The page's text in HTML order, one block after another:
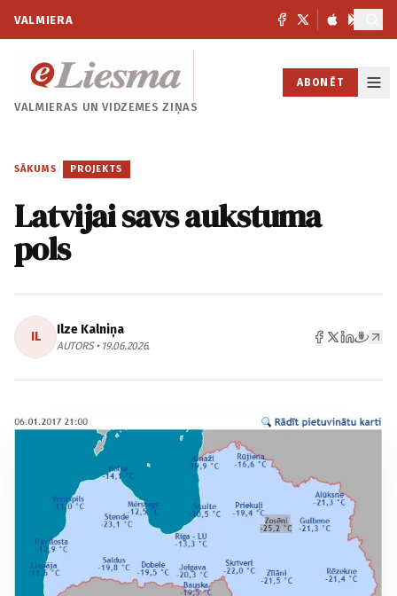
VALMIERA
VALMIERAS UNVIDZEMES ZIŅAS
ABONĒT
SĀKUMS / PROJEKTS
Latvijai savs aukstuma
pols
IL Ilze Kalniņa
AUTORS • 19.06.2026.